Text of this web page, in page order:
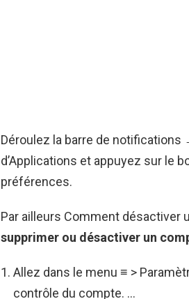
Déroulez la barre de
d’Applications et appuyez sur le
préférences.
Par ailleurs Comment désactiver
supprimer ou désactiver un
Allez dans le menu ≡ >
contrôle du compte. …